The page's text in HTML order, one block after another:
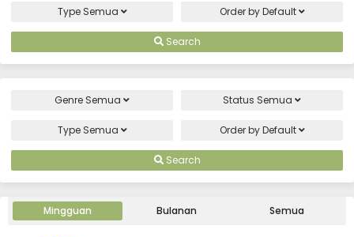
Type Semua Order byDefault
Search
Genre Semua Status Semua
Type Semua Order byDefault
Search
Mingguan Bulanan Semua